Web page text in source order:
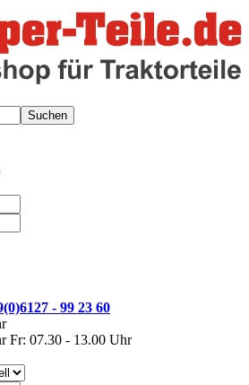
Suchen
- 99 23 60
Fr: 07.30 - 13.00 Uhr